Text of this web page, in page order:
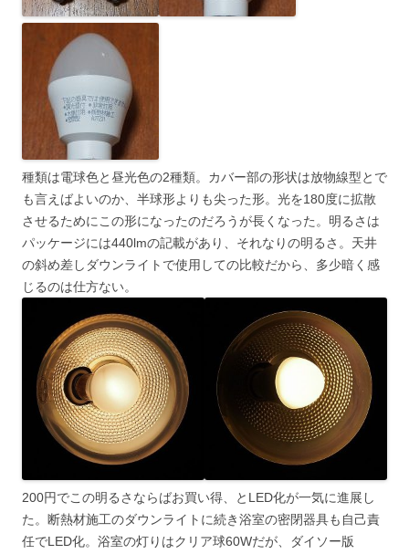
種類は電球色と昼光色の2種類。カバー部の形状は放物線型とで
も言えばよいのか、半球形よりも尖った形。光を180度に拡散
させるためにこの形になったのだろうが長くなった。明るさは
パッケージには440lmの記載があり、それなりの明るさ。天井
の斜め差しダウンライトで使用しての比較だから、多少暗く感
じるのは仕方ない。
200円でこの明るさならばお買い得、とLED化が一気に進展し
た。断熱材施工のダウンライトに続き浴室の密閉器具も自己責
任でLED化。浴室の灯りはクリア球60Wだが、ダイソー版